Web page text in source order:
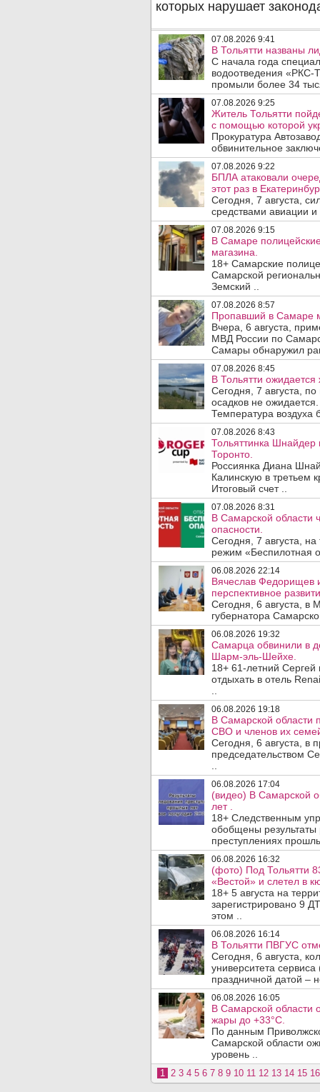
07.08.2026 9:41
В Тольятти названы
С начала года
водоотведения «РКС-
промыли более 34
07.08.2026 9:25
Житель Тольятти
с помощью которой
Прокуратура
обвинительное
07.08.2026 9:22
БПЛА атаковали
этот раз в
Сегодня, 7 августа,
средствами авиации
07.08.2026 9:15
В Самаре
магазина.
18+ Самарские
Самарской
Земский ..
07.08.2026 8:57
Пропавший в Самаре
Вчера, 6 августа,
МВД России по
Самары обнаружил
07.08.2026 8:45
В Тольятти
Сегодня, 7 августа,
осадков не
Температура воздуха
07.08.2026 8:43
Тольяттинка Шнайдер
Торонто.
Россиянка Диана
Калинскую в третьем
Итоговый счет ..
07.08.2026 8:31
В Самарской области
опасности.
Сегодня, 7 августа,
режим «Беспилотная
06.08.2026 22:14
Вячеслав Федорищев
перспективное
Сегодня, 6 августа, в
губернатора
06.08.2026 19:32
Самарца обвинили в
Шарм-эль-Шейхе.
18+ 61-летний
отдыхать в отель
06.08.2026 19:18
В Самарской области
СВО и членов их
Сегодня, 6 августа, в
председательством
06.08.2026 17:04
(видео) В Самарской
лет .
18+ Следственным
обобщены результаты
преступлениях
06.08.2026 16:32
(фото) Под Тольятти
«Вестой» и слетел в
18+ 5 августа на
зарегистрировано 9
этом ..
06.08.2026 16:14
В Тольятти ПВГУС
Сегодня, 6 августа,
университета
праздничной датой –
06.08.2026 16:05
В Самарской области
жары до +33°C.
По данным
Самарской области
уровень ..
1 2 3 4 5 6 7 8 9 10 11 12 13 14 15 16